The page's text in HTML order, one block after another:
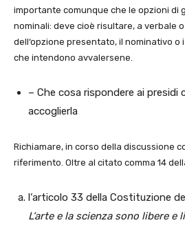
importante comunque che le opzioni di
nominali: deve cioè risultare, a verbale
dell‘opzione presentato, il nominativo o
che intendono avvalersene.
– Che cosa rispondere ai presidi
accoglierla
Richiamare, in corso della discussione
riferimento. Oltre al citato comma 14
l‘articolo 33 della Costituzione
L‘arte e la scienza sono libere e